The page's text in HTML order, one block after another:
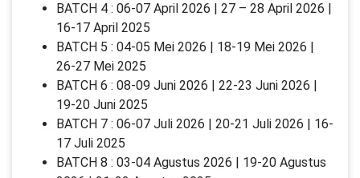
BATCH 4 : 06-07 April 2026 | 27 – 28 April 2026 |
16-17 April 2025
BATCH 5 : 04-05 Mei 2026 | 18-19 Mei 2026 |
26-27 Mei 2025
BATCH 6 : 08-09 Juni 2026 | 22-23 Juni 2026 |
19-20 Juni 2025
BATCH 7 : 06-07 Juli 2026 | 20-21 Juli 2026 | 16-
17 Juli 2025
BATCH 8 : 03-04 Agustus 2026 | 19-20 Agustus